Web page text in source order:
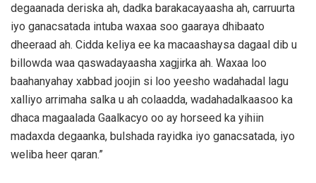
degaanada deriska ah, dadka barakacayaasha ah, carruurta
iyo ganacsatada intuba waxaa soo gaaraya dhibaato
dheeraad ah. Cidda keliya ee ka macaashaysa dagaal dib u
billowda waa qaswadayaasha xagjirka ah. Waxaa loo
baahanyahay xabbad joojin si loo yeesho wadahadal lagu
xalliyo arrimaha salka u ah colaadda, wadahadalkaasoo ka
dhaca magaalada Gaalkacyo oo ay horseed ka yihiin
madaxda degaanka, bulshada rayidka iyo ganacsatada, iyo
weliba heer qaran.”